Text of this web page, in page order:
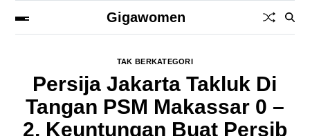
Gigawomen
TAK BERKATEGORI
Persija Jakarta Takluk Di
Tangan PSM Makassar 0 –
2, Keuntungan Buat Persib